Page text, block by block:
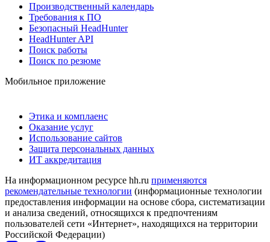
Производственный календарь
Требования к ПО
Безопасный HeadHunter
HeadHunter API
Поиск работы
Поиск по резюме
Мобильное приложение
Этика и комплаенс
Оказание услуг
Использование сайтов
Защита персональных данных
ИТ аккредитация
На информационном ресурсе hh.ru применяются
рекомендательные технологии (информационные технологии
предоставления информации на основе сбора, систематизации
и анализа сведений, относящихся к предпочтениям
пользователей сети «Интернет», находящихся на территории
Российской Федерации)